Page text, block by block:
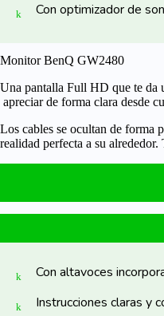
Con optimizador de
Monitor BenQ GW2480
Una pantalla Full HD que te da
apreciar de forma clara desde
Los cables se ocultan de forma
realidad perfecta a su
Con altavoces
Instrucciones claras y